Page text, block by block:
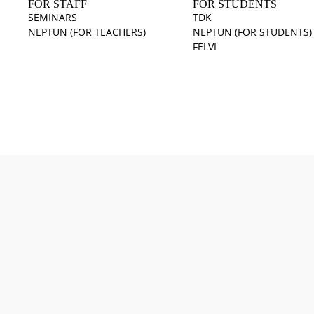
FOR STAFF
SEMINARS
NEPTUN (FOR TEACHERS)
FOR STUDENTS
TDK
NEPTUN (FOR STUDENTS)
FELVI